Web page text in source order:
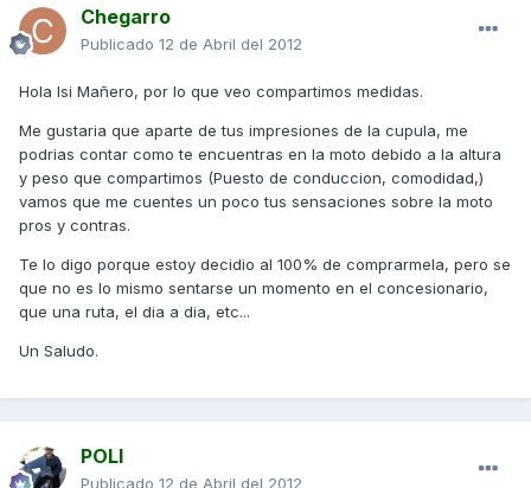
Chegarro
Publicado 12 de Abril del 2012
Hola Isi Mañero, por lo que veo compartimos medidas.
Me gustaria que aparte de tus impresiones de la cupula, me
podrias contar como te encuentras en la moto debido a la altura
y peso que compartimos (Puesto de conduccion, comodidad,)
vamos que me cuentes un poco tus sensaciones sobre la moto
pros y contras.
Te lo digo porque estoy decidio al 100% de comprarmela, pero se
que no es lo mismo sentarse un momento en el concesionario,
que una ruta, el dia a dia, etc...
Un Saludo.
POLI
Publicado 12 de Abril del 2012